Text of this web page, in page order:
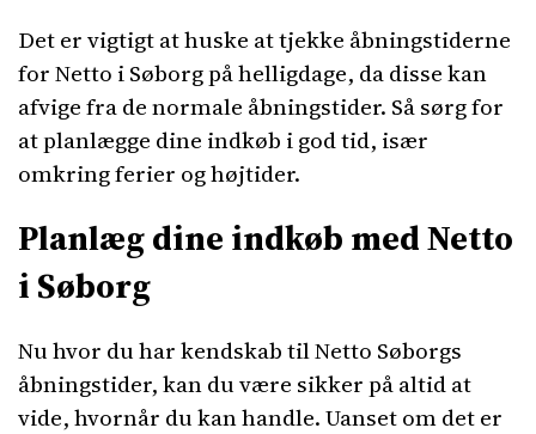
Det er vigtigt at huske at tjekke åbningstiderne
for Netto i Søborg på helligdage, da disse kan
afvige fra de normale åbningstider. Så sørg for
at planlægge dine indkøb i god tid, især
omkring ferier og højtider.
Planlæg dine indkøb med Netto
i Søborg
Nu hvor du har kendskab til Netto Søborgs
åbningstider, kan du være sikker på altid at
vide, hvornår du kan handle. Uanset om det er